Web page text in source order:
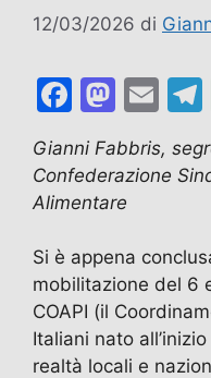
12/03/2026 di
F
a
c
e
o
o
k
M
a
st
o
o
n
E
ai
Gianni Fabbris,
Confederazione
Alimentare
Si è appena
mobilitazione del 6
COAPI (il
Italiani nato
realtà locali e